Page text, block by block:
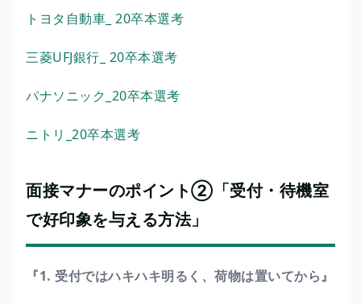
トヨタ自動車_ 20卒本選考
三菱UFJ銀行_ 20卒本選考
パナソニック_20卒本選考
ニトリ_20卒本選考
面接マナーのポイント②「受付・待機室
で好印象を与える方法」
『1. 受付ではハキハキ明るく、荷物は置いてから』